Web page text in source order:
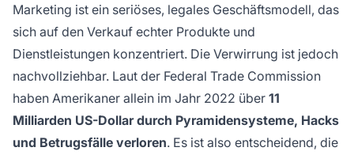
Marketing ist ein seriöses, legales Geschäftsmodell, das
sich auf den Verkauf echter Produkte und
Dienstleistungen konzentriert. Die Verwirrung ist jedoch
nachvollziehbar. Laut der Federal Trade Commission
haben Amerikaner allein im Jahr 2022 über 11
Milliarden US-Dollar durch Pyramidensysteme, Hacks
und Betrugsfälle verloren. Es ist also entscheidend, die